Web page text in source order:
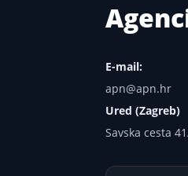
E-mail:
apn@apn.hr
Ured (Zagreb)
Savska cesta